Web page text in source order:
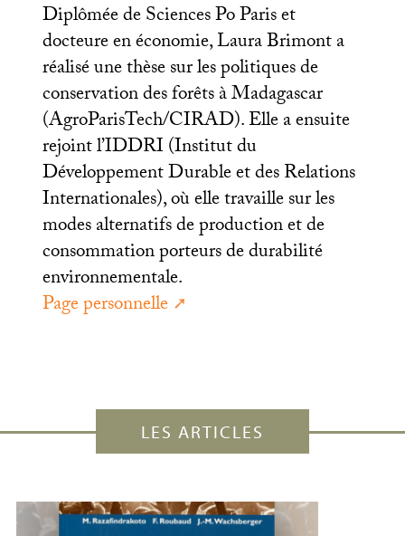
Diplômée de Sciences Po Paris et
docteure en économie, Laura Brimont a
réalisé une thèse sur les politiques de
conservation des forêts à Madagascar
(AgroParisTech/CIRAD). Elle a ensuite
rejoint l’IDDRI(Institut du
Développement Durable et des Relations
Internationales), où elle travaille sur les
modes alternatifs de production et de
consommation porteurs de durabilité
environnementale.
Page personnelle
LES ARTICLES